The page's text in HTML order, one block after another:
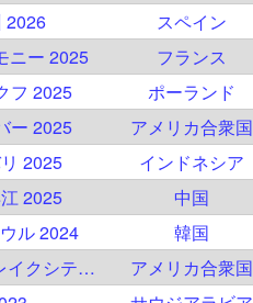
2026 スペイン
ニー 2025 フランス
フ 2025 ポーランド
ー 2025 アメリカ合衆国
2025 インドネシア
2025 中国
ル 2024 韓国
IFSC クライミング・ワールドカップ（B,S）ソルトレイクシティ 2024 アメリカ合衆国